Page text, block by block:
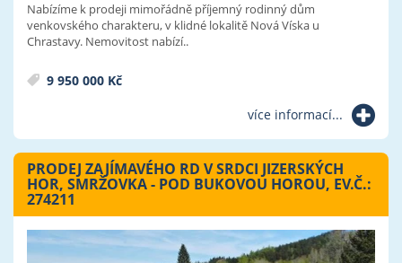
Nabízíme k prodeji mimořádně příjemný rodinný dům
venkovského charakteru, v klidné lokalitě Nová Víska u
Chrastavy. Nemovitost nabízí..
9 950 000 Kč
více informací...
PRODEJ ZAJÍMAVÉHO RD V SRDCI JIZERSKÝCH
HOR, SMRŽOVKA - POD BUKOVOU HOROU, EV.Č.:
274211